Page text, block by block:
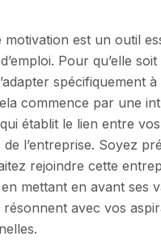
motivation est un outil
Pour qu’elle
spécifiquement
commence par une
établit le lien entre
de l’entreprise. Soyez
rejoindre cette
mettant en avant ses
résonnent avec vos